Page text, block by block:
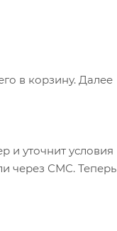
в корзину. Далее
и уточнит условия
через СМС. Теперь